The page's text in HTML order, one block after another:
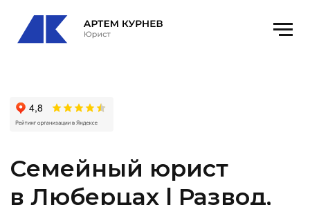
Семейный юрист
имущество, дети
и алименты
Семейный юрист в Люберцах: развод